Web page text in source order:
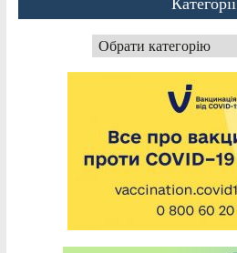
Категорії
Категорії